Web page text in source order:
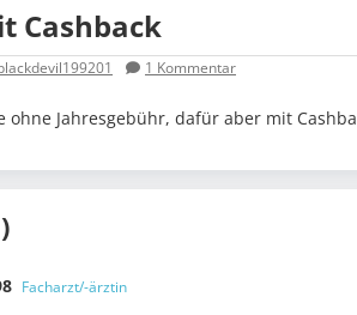
Cashback
1 Kommentar
ohne Jahresgebühr, dafür aber mit
Facharzt/-ärztin